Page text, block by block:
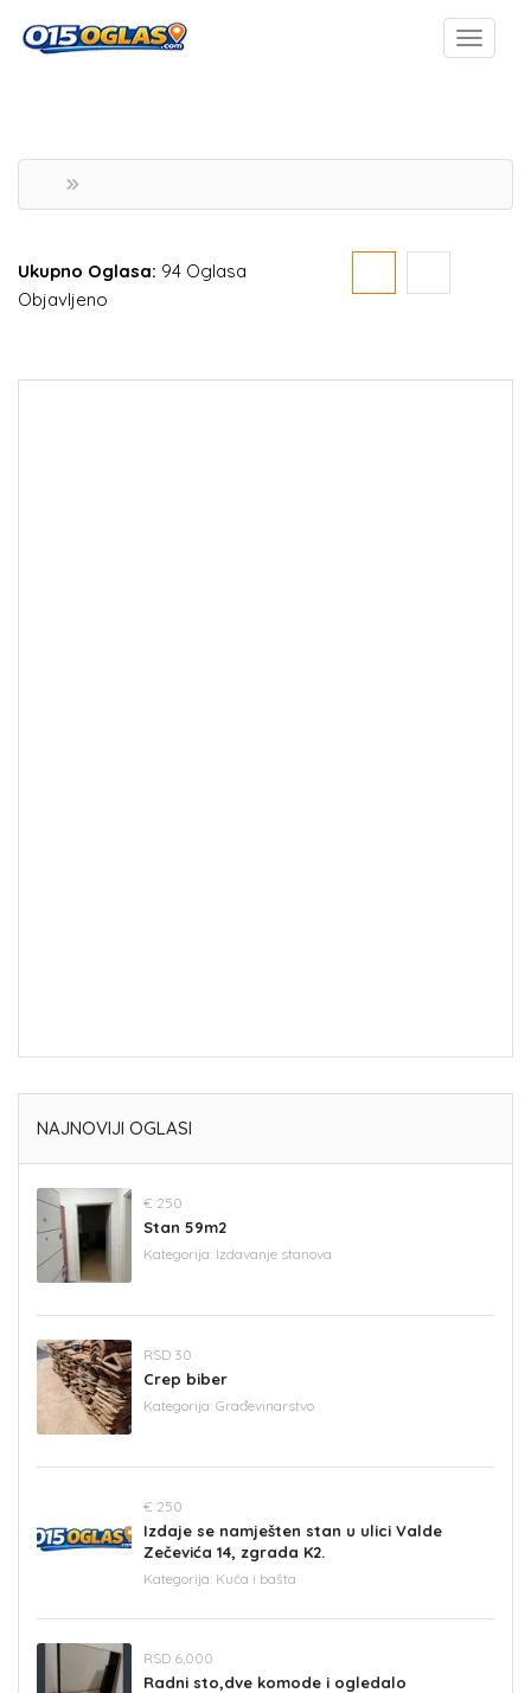
Ukupno Oglasa: 94 Oglasa
Objavljeno
NAJNOVIJI OGLASI
€ 250
Stan 59m2
Kategorija: Izdavanje stanova
RSD 30
Crep biber
Kategorija: Građevinarstvo
€ 250
Izdaje se namješten stan u ulici Valde
Zečevića 14, zgrada K2.
Kategorija: Kuća i bašta
RSD 6,000
Radni sto,dve komode i ogledalo